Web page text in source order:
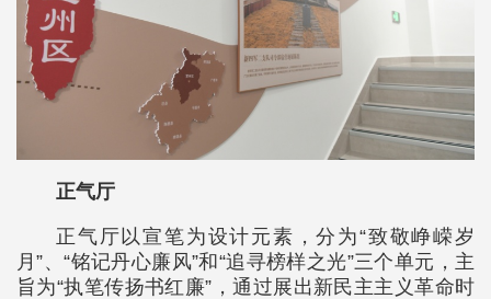
正气厅
正气厅以宣笔为设计元素，分为“致敬峥嵘岁
月”、“铭记丹心廉风”和“追寻榜样之光”三个单元，主
旨为“执笔传扬书红廉”，通过展出新民主主义革命时